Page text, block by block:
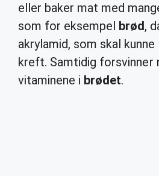
eller baker mat med
som for eksempel brød,
akrylamid, som skal
kreft. Samtidig forsvinner
vitaminene i brødet.